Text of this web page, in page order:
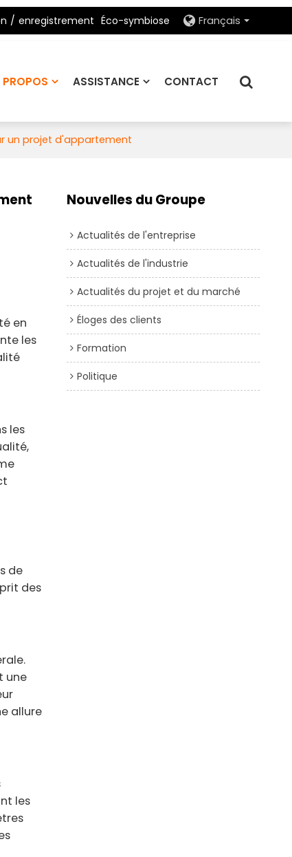
/ enregistrement Éco-symbiose Français
PROPOS ASSISTANCE CONTACT
un projet d'appartement
en
les
les
de
des
une
allure
les
Nouvelles du Groupe
Actualités de l'entreprise
Actualités de l'industrie
Actualités du projet et du marché
Éloges des clients
Formation
Politique